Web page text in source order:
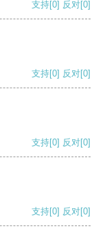
支持[0] 反对[0]
支持[0] 反对[0]
支持[0] 反对[0]
支持[0] 反对[0]